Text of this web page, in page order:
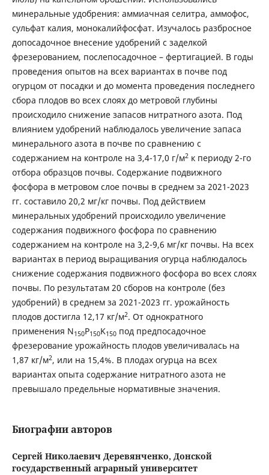
минеральные удобрения: аммиачная селитра, аммофос,
сульфат калия, монокалийфосфат. Изучалось разбросное
допосадочное внесение удобрений с заделкой
фрезерованием, послепосадочное – фертигацией. В годы
проведения опытов на всех вариантах в почве под
огурцом от посадки и до момента проведения последнего
сбора плодов во всех слоях до метровой глубины
происходило снижение запасов нитратного азота. Под
влиянием удобрений наблюдалось увеличение запаса
минерального азота в почве по сравнению с
содержанием на контроле на 3,4-17,0 г/м2к периоду 2-го
отбора образцов почвы. Содержание подвижного
фосфора в метровом слое почвы в среднем за 2021-2023
гг. составило 20,2 мг/кг почвы. Под действием
минеральных удобрений происходило увеличение
содержания подвижного фосфора по сравнению
содержанием на контроле на 3,2-9,6 мг/кг почвы. На всех
вариантах в период выращивания огурца наблюдалось
снижение содержания подвижного фосфора во всех слоях
почвы. По результатам 20 сборов на контроле (без
удобрений) в среднем за 2021-2023 гг. урожайность
плодов достигла 12,17 кг/м2. От однократного
применения N150P150K150под предпосадочное
фрезерование урожайность плодов увеличивалась на
1,87 кг/м2, или на 15,4%. В плодах огурца на всех
вариантах опыта содержание нитратного азота не
превышало предельные нормативные значения.
Биографии авторов
Сергей Николаевич Деревянченко, Донской
государственный аграрный университет